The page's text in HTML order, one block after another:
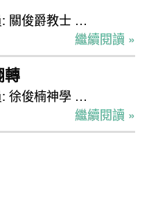
: 關俊爵教士 …
繼續閱讀 »
轉
: 徐俊楠神學 …
繼續閱讀 »